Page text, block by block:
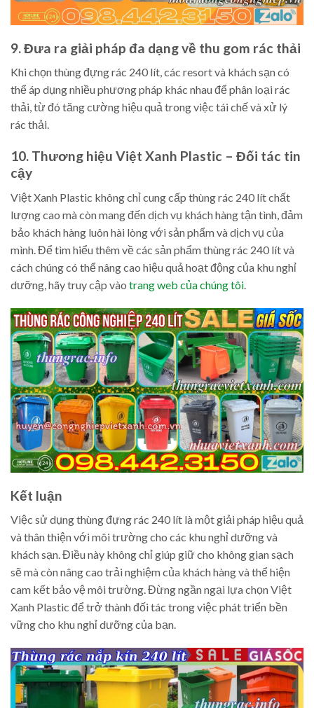
9. Đưa ra giải pháp đa dạng về thu gom rác thải
Khi chọn thùng đựng rác 240 lít, các resort và khách sạn có
thể áp dụng nhiều phương pháp khác nhau để phân loại rác
thải, từ đó tăng cường hiệu quả trong việc tái chế và xử lý
rác thải.
10. Thương hiệu Việt Xanh Plastic – Đối tác tin
cậy
Việt Xanh Plastic không chỉ cung cấp thùng rác 240 lít chất
lượng cao mà còn mang đến dịch vụ khách hàng tận tình, đảm
bảo khách hàng luôn hài lòng với sản phẩm và dịch vụ của
mình. Để tìm hiểu thêm về các sản phẩm thùng rác 240 lít và
cách chúng có thể nâng cao hiệu quả hoạt động của khu nghỉ
dưỡng, hãy truy cập vào trang web của chúng tôi.
Kết luận
Việc sử dụng thùng đựng rác 240 lít là một giải pháp hiệu quả
và thân thiện với môi trường cho các khu nghỉ dưỡng và
khách sạn. Điều này không chỉ giúp giữ cho không gian sạch
sẽ mà còn nâng cao trải nghiệm của khách hàng và thể hiện
cam kết bảo vệ môi trường. Đừng ngần ngại lựa chọn Việt
Xanh Plastic để trở thành đối tác trong việc phát triển bền
vững cho khu nghỉ dưỡng của bạn.